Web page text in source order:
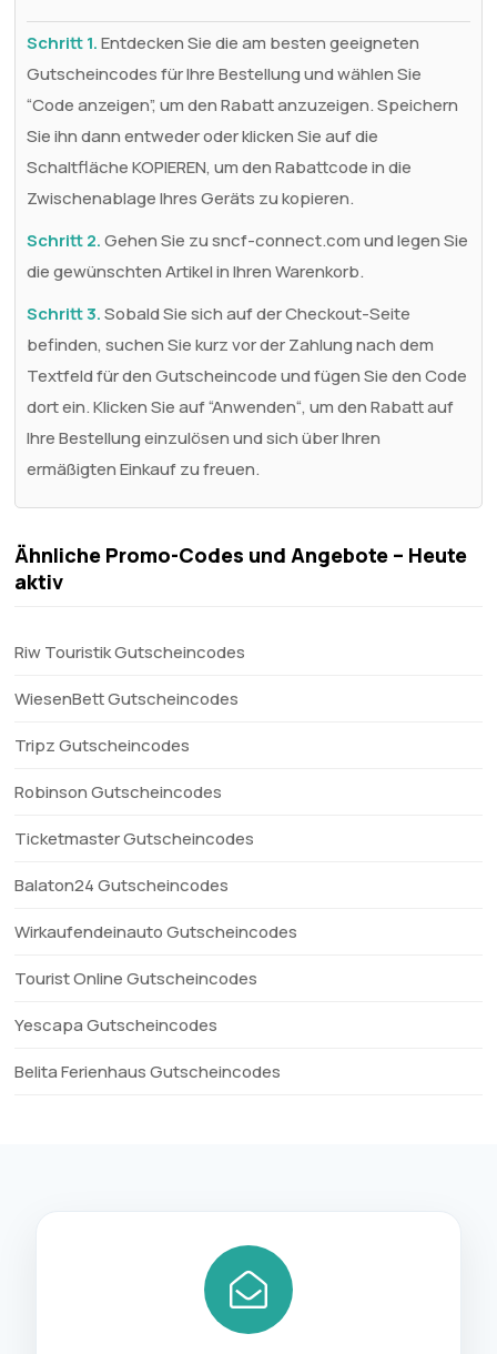
Schritt 1.Entdecken Sie die am besten geeigneten
Gutscheincodes für Ihre Bestellung und wählen Sie
“Code anzeigen”, um den Rabatt anzuzeigen. Speichern
Sie ihn dann entweder oder klicken Sie auf die
Schaltfläche KOPIEREN, um den Rabattcode in die
Zwischenablage Ihres Geräts zu kopieren.
Schritt 2.Gehen Sie zu sncf-connect.com und legen Sie
die gewünschten Artikel in Ihren Warenkorb.
Schritt 3.Sobald Sie sich auf der Checkout-Seite
befinden, suchen Sie kurz vor der Zahlung nach dem
Textfeld für den Gutscheincode und fügen Sie den Code
dort ein. Klicken Sie auf “Anwenden“, um den Rabatt auf
Ihre Bestellung einzulösen und sich über Ihren
ermäßigten Einkauf zu freuen.
Ähnliche Promo-Codes und Angebote – Heute
aktiv
Riw Touristik Gutscheincodes
WiesenBett Gutscheincodes
Tripz Gutscheincodes
Robinson Gutscheincodes
Ticketmaster Gutscheincodes
Balaton24 Gutscheincodes
Wirkaufendeinauto Gutscheincodes
Tourist Online Gutscheincodes
Yescapa Gutscheincodes
Belita Ferienhaus Gutscheincodes